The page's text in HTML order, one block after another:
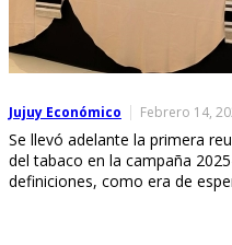
Jujuy Económico Febrero 14,
Se llevó adelante la primera
del tabaco en la campaña
definiciones, como era de